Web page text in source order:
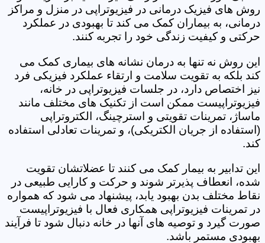
روش های فیزیک درمانی در فیزیوتراپی در منزل و مراکز
درمانی، به بیماران کمک می کند تا بهبودی در عملکرد
حرکتی و کیفیت زندگی خود را تجربه کنند.
این روش نه تنها به درمان نشانه های بیماری کمک می
کند بلکه به تقویت سلامت و ارتقاء عملکرد فیزیکی فرد
نیز اختصاص دارد، در جلسات فیزیوتراپی در خانه،
فیزیوتراپیست ممکن است از تکنیک های مختلف مانند
ماساژ، تمرینات تقویتی و استرچینگ، الکتروتراپی
(استفاده از جریان الکتریکی)، و تمرینات تعادلی استفاده
کند.
این تدابیر به بیمار کمک می کنند تا عضلاتشان تقویت
شده، انعطاف پذیرتر شوند و حرکت و کارایی طبیعی در
نقاط مختلف بدن بهبود یابد، پیشنهاد می شود که همواره
در تمرینات فیزیوتراپی همکاری فعال با فیزیوتراپیست
صورت گیرد و توصیه های آنها در خانه دنبال شود تا فرآیند
بهبودی مستمر باشد.